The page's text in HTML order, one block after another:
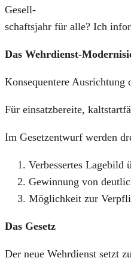
Gesell­
schafts­jahr für alle? Ich
Das Wehr­dienst-
Kon­se­quen­te­re Aus­rich­tung
Für ein­satz­be­rei­te,
Im Gesetz­ent­wurf wer­den
Ver­bes­ser­tes Lage­bild
Gewin­nung von
Mög­lich­keit zur
Das Gesetz
Der neue Wehr­dienst setzt